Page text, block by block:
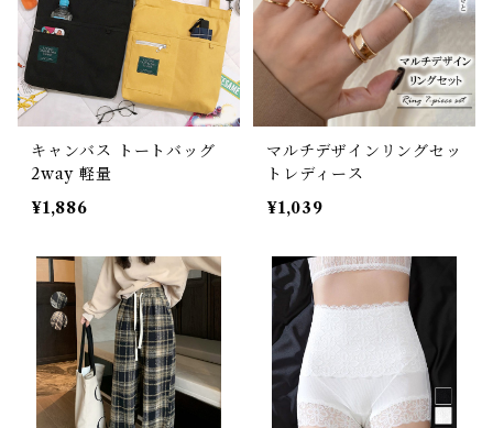
キャンバス トートバッグ
2way 軽量
¥1,886
マルチデザインリングセッ
トレディース
¥1,039